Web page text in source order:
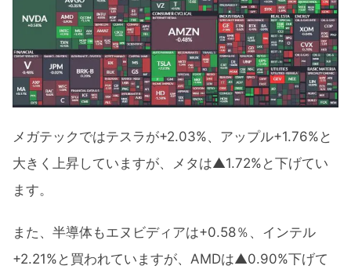
メガテックではテスラが+2.03%、アップル+1.76%と
大きく上昇していますが、メタは▲1.72%と下げてい
ます。
また、半導体もエヌビディアは+0.58％、インテル
+2.21%と買われていますが、AMDは▲0.90%下げて